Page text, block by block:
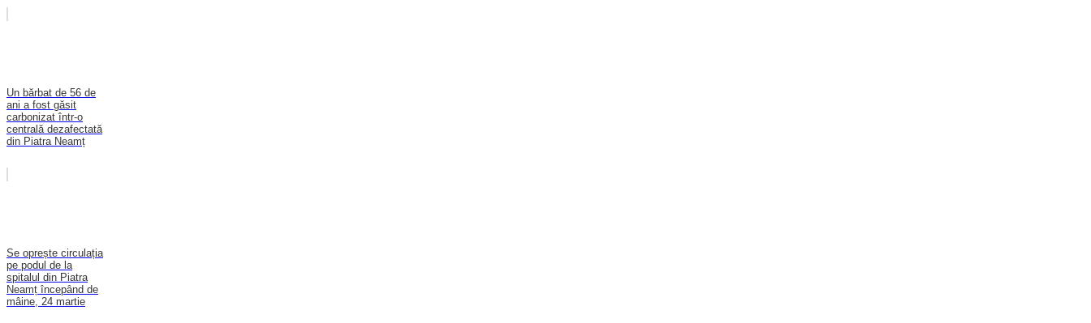
Un bărbat de 56 de
ani a fost găsit
carbonizat într-o
centrală dezafectată
din Piatra Neamț
Se oprește circulația
pe podul de la
spitalul din Piatra
Neamț începând de
mâine, 24 martie